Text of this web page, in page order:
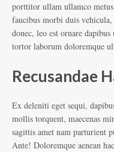
porttitor ullam ullamco
faucibus morbi duis
donec, leo est ornare
tortor laborum doloremque
Recusandae
Ex deleniti eget sequi,
mollis torquent, maecenas
sagittis amet nam parturient
Ante! Doloremque aenean